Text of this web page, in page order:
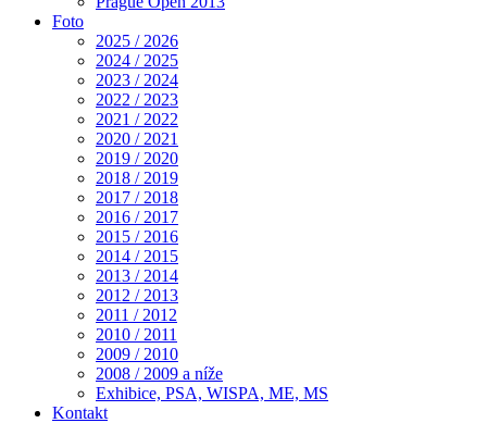
Foto
2025 / 2026
2024 / 2025
2023 / 2024
2022 / 2023
2021 / 2022
2020 / 2021
2019 / 2020
2018 / 2019
2017 / 2018
2016 / 2017
2015 / 2016
2014 / 2015
2013 / 2014
2012 / 2013
2011 / 2012
2010 / 2011
2009 / 2010
2008 / 2009 a níže
Exhibice, PSA, WISPA, ME, MS
Kontakt